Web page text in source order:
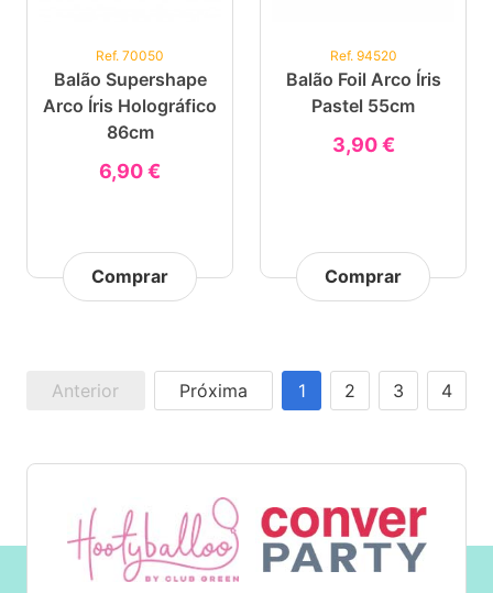
Ref. 70050
Balão Supershape
Arco Íris Holográfico
86cm
6,90 €
Comprar
Ref. 94520
Balão Foil Arco Íris
Pastel 55cm
3,90 €
Comprar
Anterior Próxima 1 2 3 4